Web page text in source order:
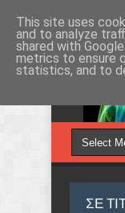
ΣΕ
ΜΕ
This site uses
and to analyze
shared with
metrics to ensure
statistics, and to